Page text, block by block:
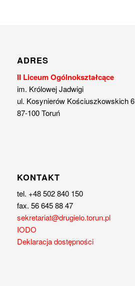
ADRES
II Liceum Ogólnokształcące
im. Królowej Jadwigi
ul. Kosynierów Kościuszkowskich 6
87-100 Toruń
KONTAKT
tel. +48 502 840 150
fax. 56 645 88 47
sekretariat@drugielo.torun.pl
IODO
Deklaracja dostępności